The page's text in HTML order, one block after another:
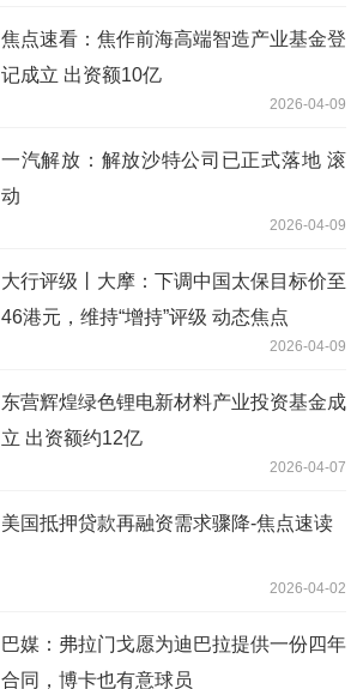
焦点速看：焦作前海高端智造产业基金登
记成立 出资额10亿
2026-04-09
一汽解放：解放沙特公司已正式落地 滚
动
2026-04-09
大行评级丨大摩：下调中国太保目标价至
46港元，维持“增持”评级 动态焦点
2026-04-09
东营辉煌绿色锂电新材料产业投资基金成
立 出资额约12亿
2026-04-07
美国抵押贷款再融资需求骤降-焦点速读
2026-04-02
巴媒：弗拉门戈愿为迪巴拉提供一份四年
合同，博卡也有意球员